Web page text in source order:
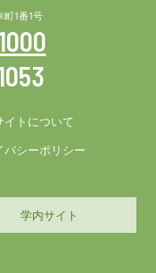
1番1号
イトについて
バシーポリシー
学内サイト